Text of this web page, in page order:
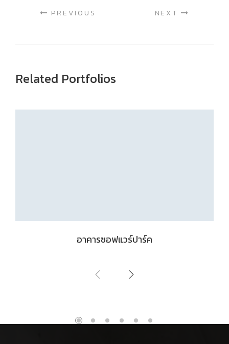
PREVIOUS NEXT
Related Portfolios
อาคารซอฟแวร์ปาร์ค